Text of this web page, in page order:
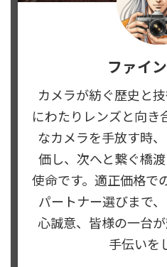
ファイ
カメラが紡ぐ歴史と
にわたりレンズと向き
なカメラを手放す時
価し、次へと繋ぐ橋
使命です。適正価格で
パートナー選びまで
心誠意、皆様の一台
手伝いを